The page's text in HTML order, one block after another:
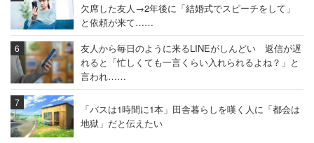
欠席した友人→2年後に「結婚式でスピーチをして」
と依頼が来て……
友人から毎日のように来るLINEがしんどい 返信が遅
れると「忙しくても一言くらい入れられるよね？」と
言われ……
「バスは1時間に1本」田舎暮らしを嘆く人に「都会は
地獄」だと伝えたい